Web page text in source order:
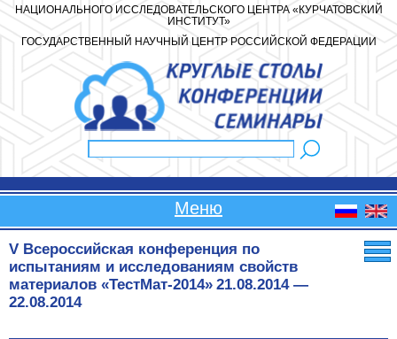
НАЦИОНАЛЬНОГО ИССЛЕДОВАТЕЛЬСКОГО ЦЕНТРА «КУРЧАТОВСКИЙ
ИНСТИТУТ»
ГОСУДАРСТВЕННЫЙ НАУЧНЫЙ ЦЕНТР РОССИЙСКОЙ ФЕДЕРАЦИИ
Форма поиска
Меню
V Всероссийская конференция по
испытаниям и исследованиям свойств
материалов «ТестМат-2014» 21.08.2014—
22.08.2014